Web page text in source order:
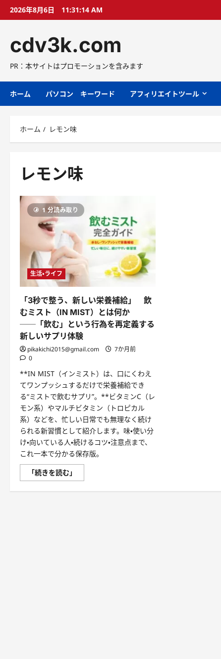
プ
2026年8月6日 11:31:15 AM
cdv3k.com
PR：本サイトはプロモーションを含みます
ホーム パソコン キーワード アフィリエイトツール
ホーム レモン味
レモン味
1 分読み取り
生活・ライフ
「3秒で整う、新しい栄養補給」 飲
むミスト（IN MIST）とは何か
──「飲む」という行為を再定義する
新しいサプリ体験
pikakichi2015@gmail.com
7か月前
0
**IN MIST（インミスト）は、口にくわえ
てワンプッシュするだけで栄養補給でき
る“ミストで飲むサプリ”。**ビタミンC（レ
モン系）やマルチビタミン（トロピカル
系）などを、忙しい日常でも無理なく続け
られる新習慣として紹介します。味・使い分
け・向いている人・続けるコツ・注意点まで、
これ一本で分かる保存版。
「続きを読む」
秒
整